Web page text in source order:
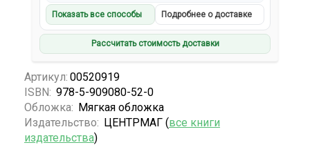
Показать все способы Подробнее о доставке
Рассчитать стоимость доставки
Артикул: 00520919
ISBN: 978-5-909080-52-0
Обложка: Мягкая обложка
Издательство: ЦЕНТРМАГ (все книги
издательства)